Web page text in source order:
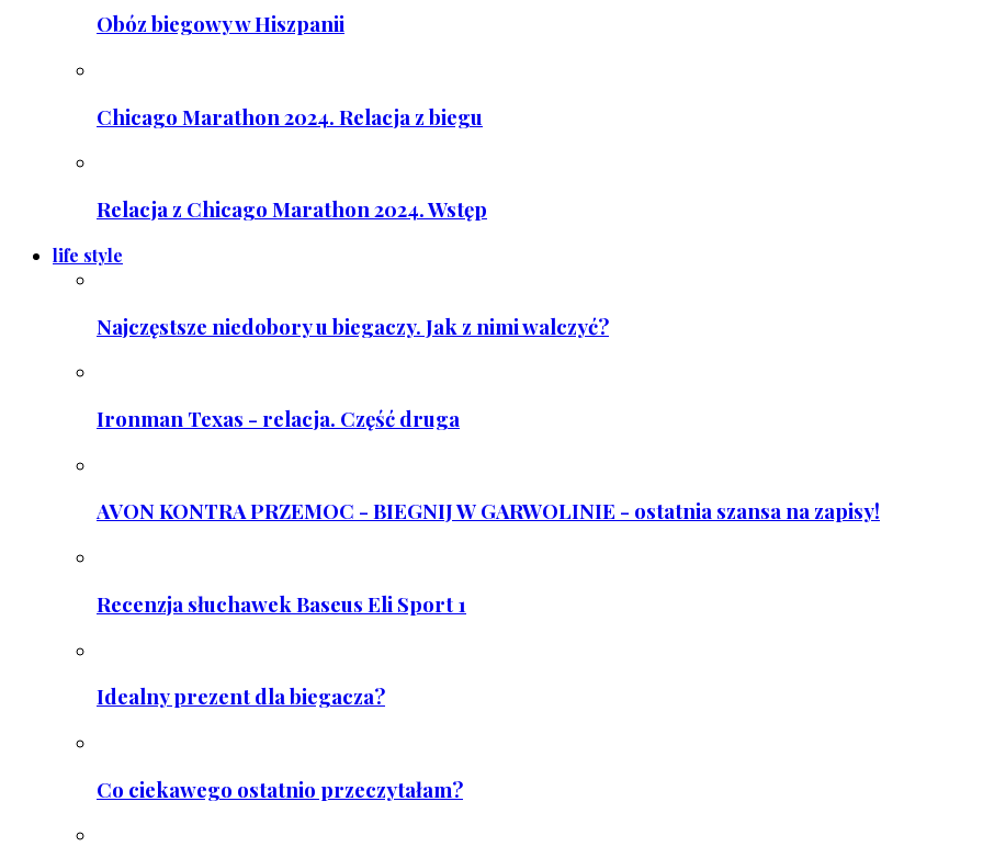
Obóz biegowy w Hiszpanii
Chicago Marathon 2024. Relacja z biegu
Relacja z Chicago Marathon 2024. Wstęp
life style
Najczęstsze niedobory u biegaczy. Jak z nimi walczyć?
Ironman Texas - relacja. Część druga
AVON KONTRA PRZEMOC - BIEGNIJ W GARWOLINIE - ostatnia szansa na zapisy!
Recenzja słuchawek Baseus Eli Sport 1
Idealny prezent dla biegacza?
Co ciekawego ostatnio przeczytałam?